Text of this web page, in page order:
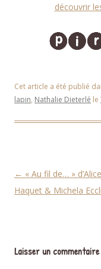
découvrir
Cet article a été publié
lapin, Nathalie Dieterlé le
Navigation des
← « Au fil de… »
Haquet & Michela Eccli
Laisser un commentaire